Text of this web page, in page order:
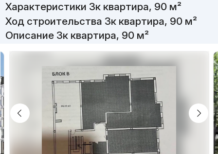
Характеристики 3к квартира, 90 м²
Ход строительства 3к квартира, 90 м²
Описание 3к квартира, 90 м²